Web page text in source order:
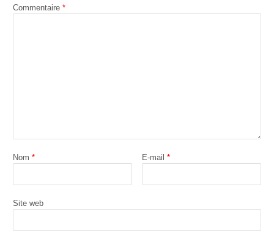
Commentaire *
Nom * E-mail*
Site web